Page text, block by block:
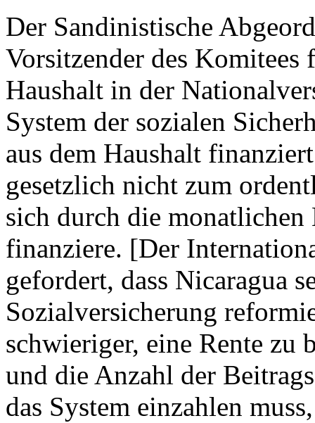
Der Sandinistische
Vorsitzender des
Haushalt in der
System der sozialen
aus dem Haushalt
gesetzlich nicht zum
sich durch die
finanziere. [Der
gefordert, dass Nicaragua
Sozialversicherung
schwieriger, eine Rente zu
und die Anzahl der
das System einzahlen